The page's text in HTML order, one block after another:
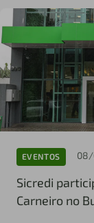
EVENTOS
Sicredi
Carneiro no